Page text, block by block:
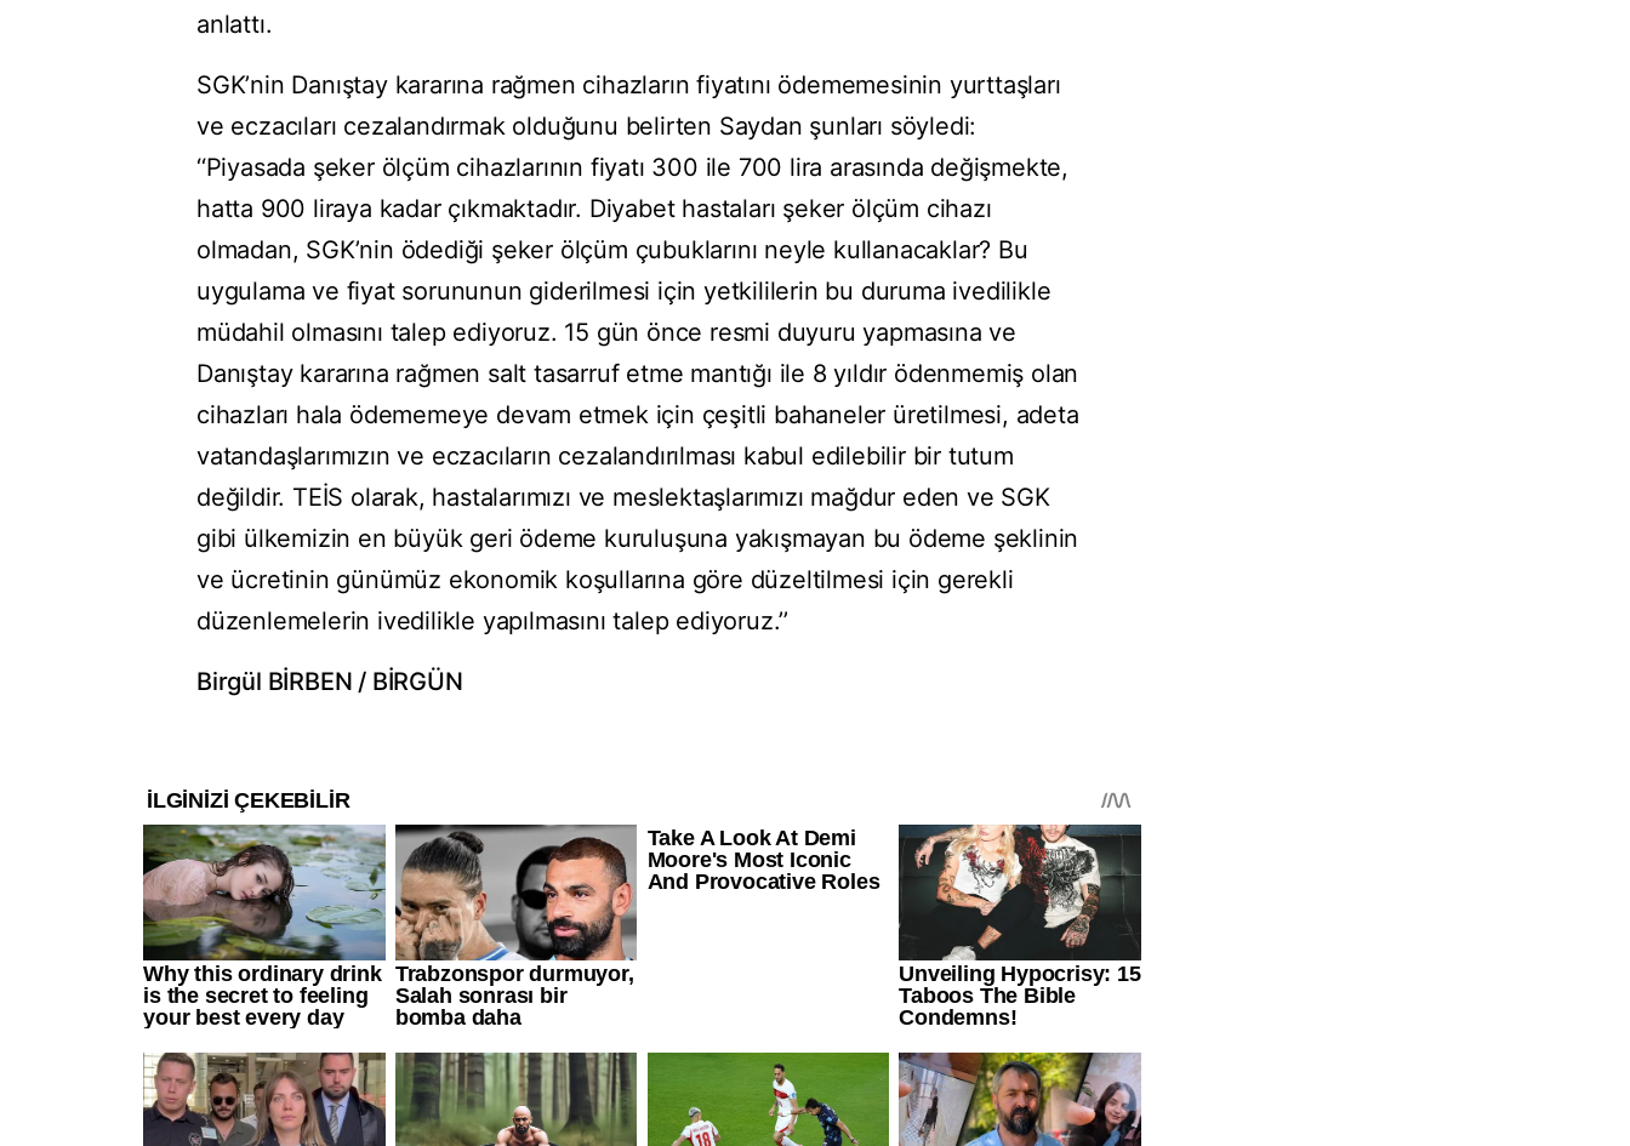
anlattı.
SGK’nin Danıştay kararına rağmen cihazların fiyatını ödememesinin yurttaşları
ve eczacıları cezalandırmak olduğunu belirten Saydan şunları söyledi:
‘‘Piyasada şeker ölçüm cihazlarının fiyatı 300 ile 700 lira arasında değişmekte,
hatta 900 liraya kadar çıkmaktadır. Diyabet hastaları şeker ölçüm cihazı
olmadan, SGK’nin ödediği şeker ölçüm çubuklarını neyle kullanacaklar? Bu
uygulama ve fiyat sorununun giderilmesi için yetkililerin bu duruma ivedilikle
müdahil olmasını talep ediyoruz. 15 gün önce resmi duyuru yapmasına ve
Danıştay kararına rağmen salt tasarruf etme mantığı ile 8 yıldır ödenmemiş olan
cihazları hala ödememeye devam etmek için çeşitli bahaneler üretilmesi, adeta
vatandaşlarımızın ve eczacıların cezalandırılması kabul edilebilir bir tutum
değildir. TEİS olarak, hastalarımızı ve meslektaşlarımızı mağdur eden ve SGK
gibi ülkemizin en büyük geri ödeme kuruluşuna yakışmayan bu ödeme şeklinin
ve ücretinin günümüz ekonomik koşullarına göre düzeltilmesi için gerekli
düzenlemelerin ivedilikle yapılmasını talep ediyoruz.’’
Birgül BİRBEN / BİRGÜN